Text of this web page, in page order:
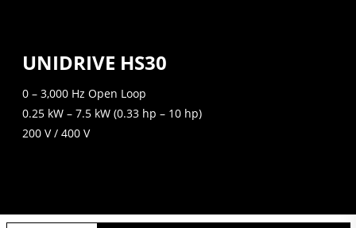
UNIDRIVE HS30
0 – 3,000 Hz Open Loop
0.25 kW – 7.5 kW (0.33 hp – 10 hp)
200 V / 400 V